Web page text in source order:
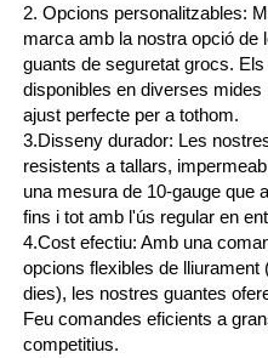
2. Opcions personalitzables:
marca amb la nostra opció de
guants de seguretat grocs.
disponibles en diverses mides
ajust perfecte per a tothom.
3.Disseny durador: Les
resistents a tallars,
una mesura de 10-gauge que
fins i tot amb l'ús regular en
4.Cost efectiu: Amb una
opcions flexibles de
dies), les nostres guantes
Feu comandes eficients a
competitius.